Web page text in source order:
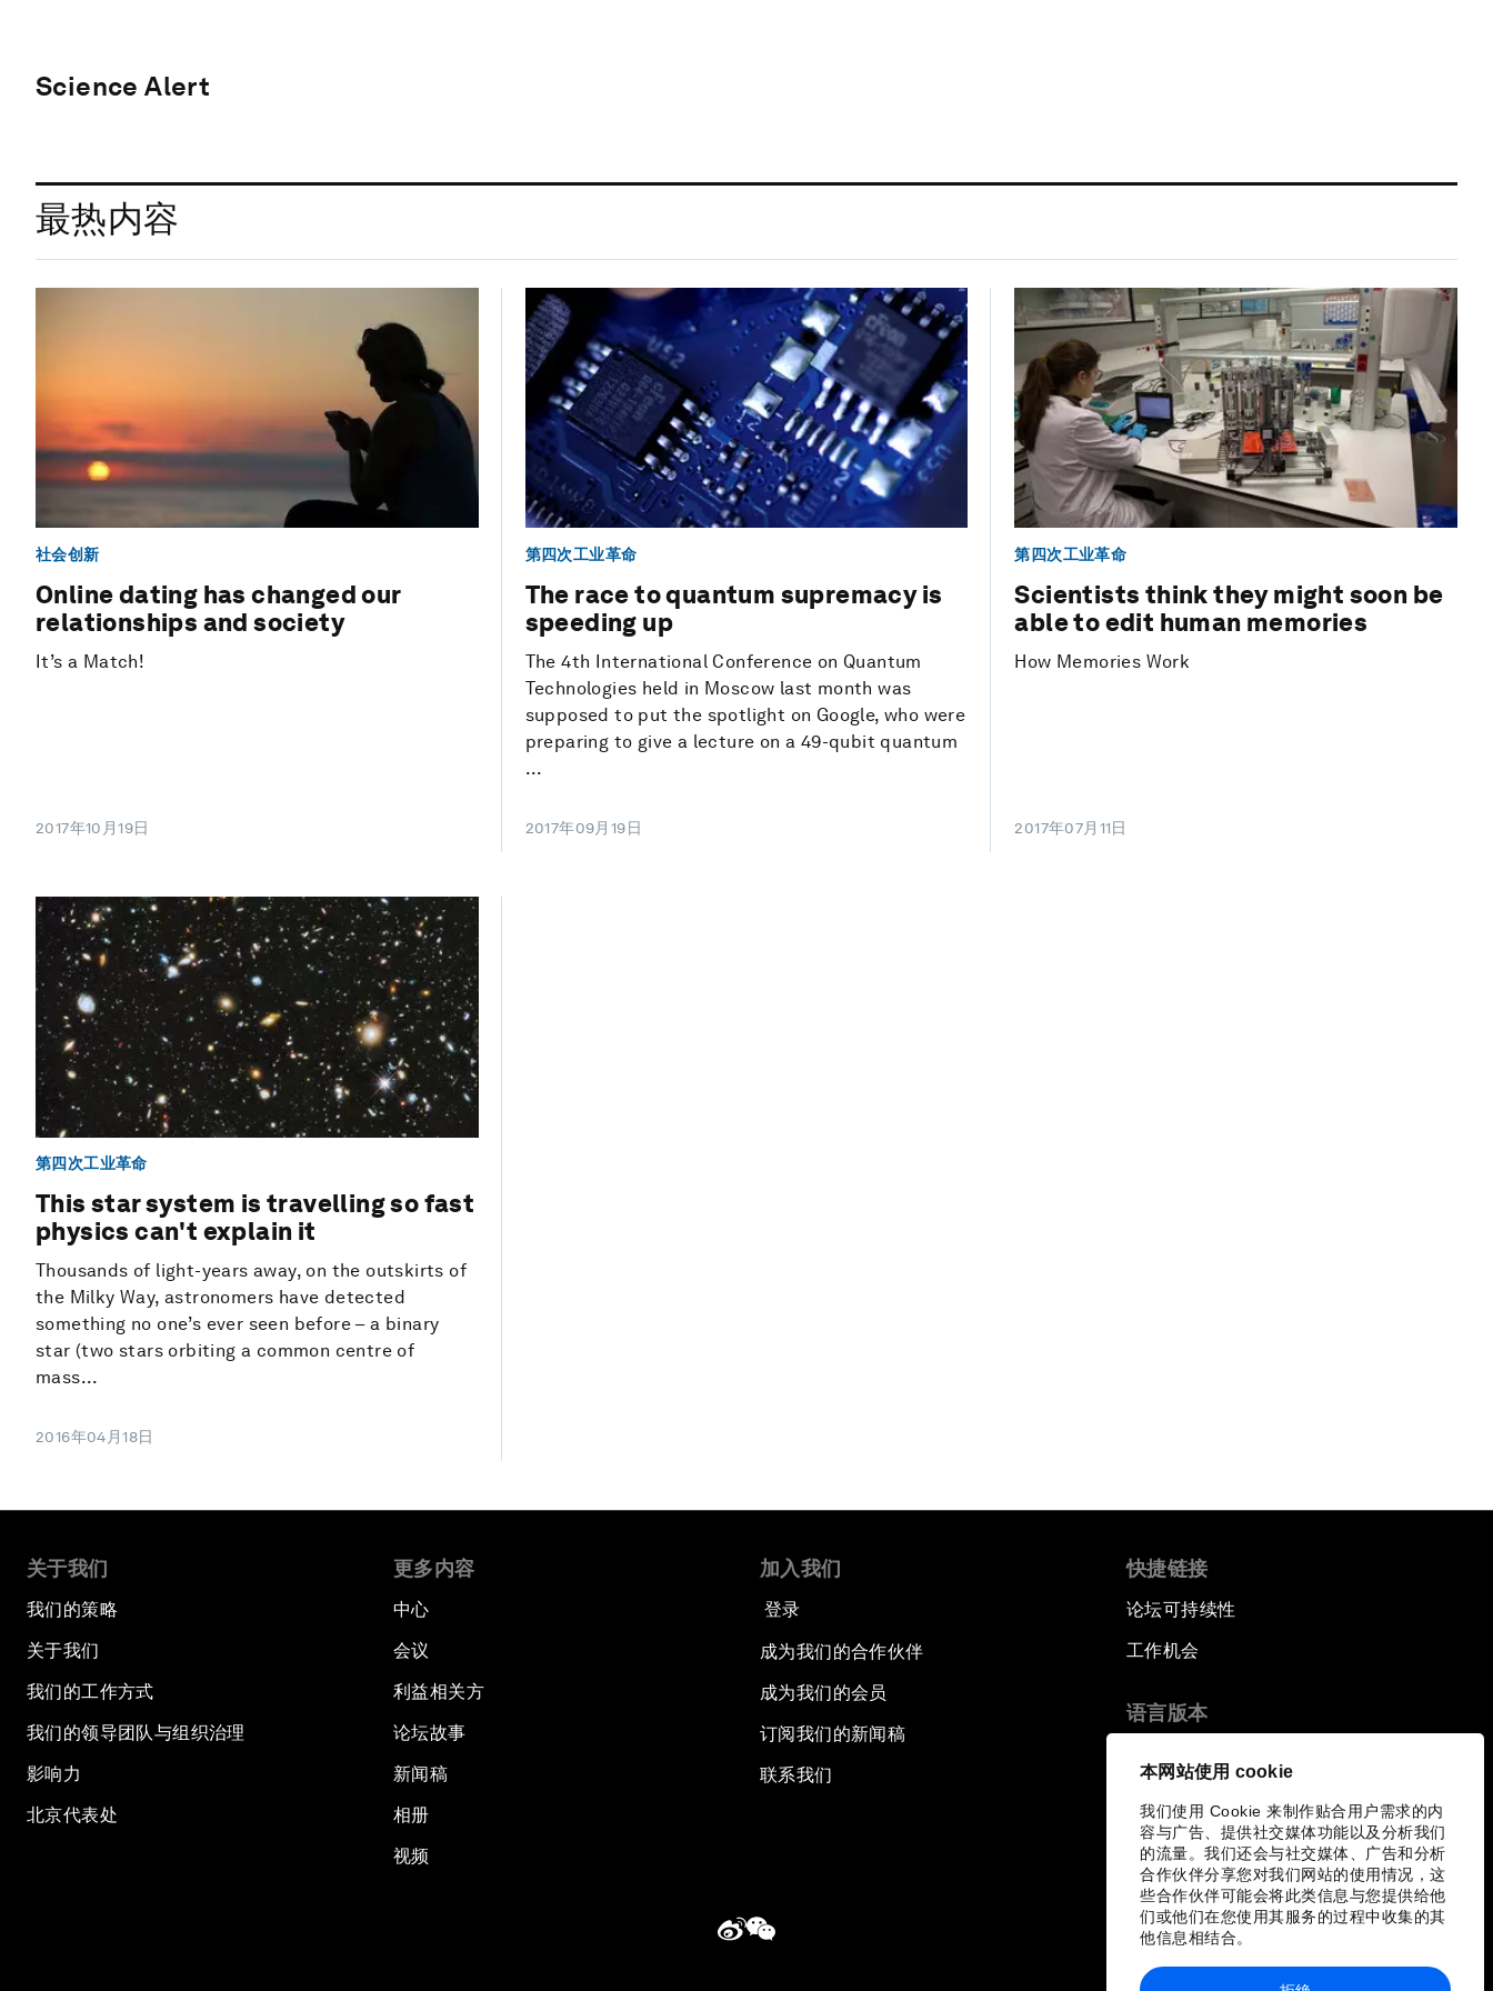
本网站使用 cookie
我们使用 Cookie 来制作贴合用户需求的内
容与广告、提供社交媒体功能以及分析我们
的流量。我们还会与社交媒体、广告和分析
合作伙伴分享您对我们网站的使用情况，这
些合作伙伴可能会将此类信息与您提供给他
们或他们在您使用其服务的过程中收集的其
他信息相结合。
Science Alert
最热内容
社会创新
Online dating has changed our
relationships and society
It’s a Match!
2017年10月19日
第四次工业革命
The race to quantum supremacy is
speeding up
The 4th International Conference on Quantum
Technologies held in Moscow last month was
supposed to put the spotlight on Google, who were
preparing to give a lecture on a 49-qubit quantum
...
2017年09月19日
第四次工业革命
Scientists think they might soon be
able to edit human memories
How Memories Work
2017年07月11日
第四次工业革命
This star system is travelling so fast
physics can't explain it
Thousands of light-years away, on the outskirts of
the Milky Way, astronomers have detected
something no one’s ever seen before – a binary
star (two stars orbiting a common centre of
mass...
2016年04月18日
关于我们
我们的策略
关于我们
我们的工作方式
我们的领导团队与组织治理
影响力
北京代表处
更多内容
中心
会议
利益相关方
论坛故事
新闻稿
相册
视频
加入我们
登录
成为我们的合作伙伴
成为我们的会员
订阅我们的新闻稿
联系我们
快捷链接
论坛可持续性
工作机会
语言版本